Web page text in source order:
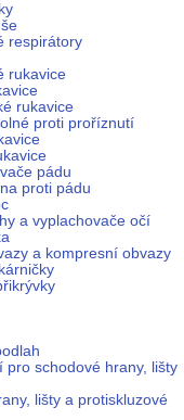
respirátory
rukavice
rukavice
proti proříznutí
pádu
proti pádu
a vyplachovače očí
a kompresní obvazy
pro schodové hrany, lišty
lišty a protiskluzové